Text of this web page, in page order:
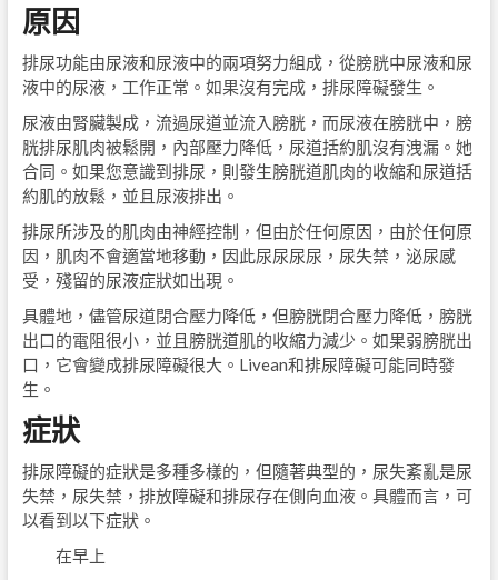
原因
排尿功能由尿液和尿液中的兩項努力組成，從膀胱中尿液和尿
液中的尿液，工作正常。如果沒有完成，排尿障礙發生。
尿液由腎臟製成，流過尿道並流入膀胱，而尿液在膀胱中，膀
胱排尿肌肉被鬆開，內部壓力降低，尿道括約肌沒有洩漏。她
合同。如果您意識到排尿，則發生膀胱道肌肉的收縮和尿道括
約肌的放鬆，並且尿液排出。
排尿所涉及的肌肉由神經控制，但由於任何原因，由於任何原
因，肌肉不會適當地移動，因此尿尿尿尿，尿失禁，泌尿感
受，殘留的尿液症狀如出現。
具體地，儘管尿道閉合壓力降低，但膀胱閉合壓力降低，膀胱
出口的電阻很小，並且膀胱道肌的收縮力減少。如果弱膀胱出
口，它會變成排尿障礙很大。Livean和排尿障礙可能同時發
生。
症狀
排尿障礙的症狀是多種多樣的，但隨著典型的，尿失紊亂是尿
失禁，尿失禁，排放障礙和排尿存在側向血液。具體而言，可
以看到以下症狀。
在早上